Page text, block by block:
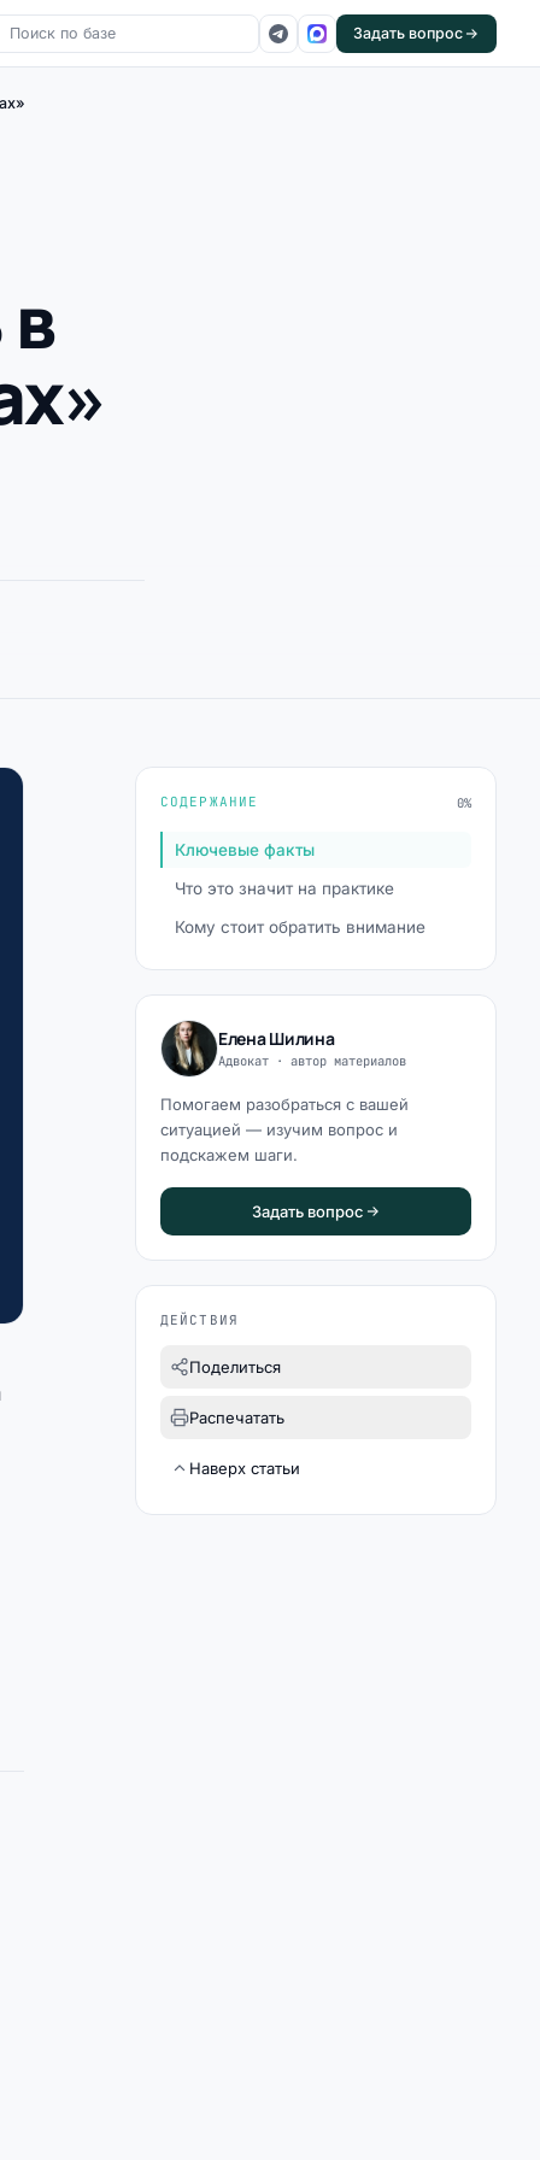
Задать вопрос
СОДЕРЖАНИЕ 0%
Ключевые факты
Что это значит на практике
Кому стоит обратить внимание
Елена Шилина
Адвокат · автор материалов
Помогаем разобраться с вашей
ситуацией — изучим вопрос и
подскажем шаги.
Задать вопрос
ДЕЙСТВИЯ
Поделиться
Распечатать
Наверх статьи